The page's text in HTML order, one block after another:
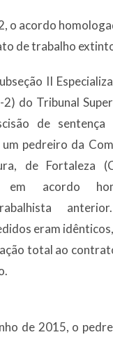
o acordo
de trabalho
II
2) do Tribunal
de
pedreiro da
de Fortaleza
em acordo
eram
total ao
de 2015, o